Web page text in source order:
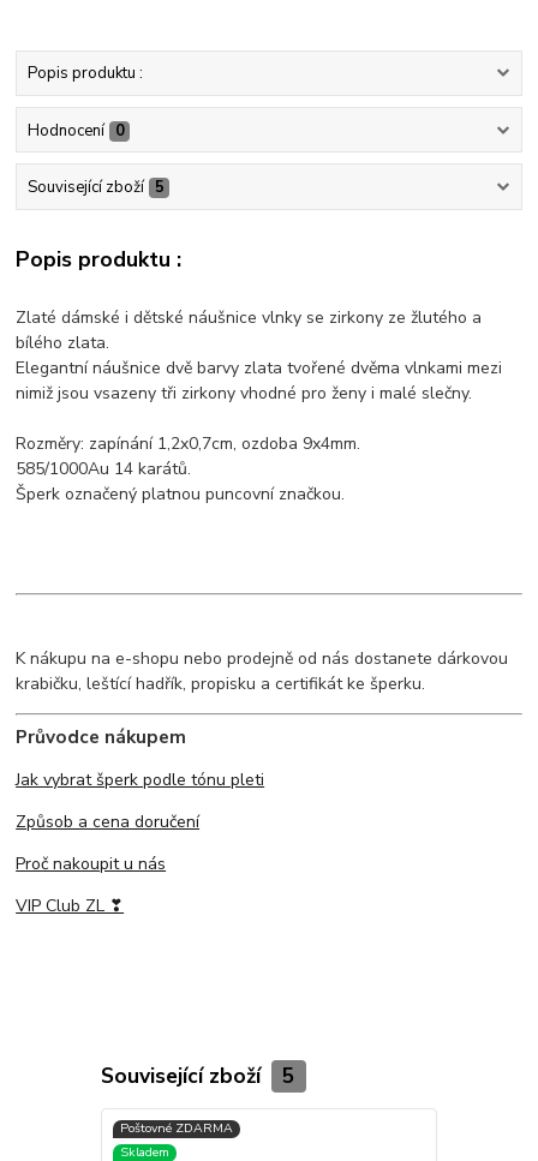
Popis produktu :
Hodnocení 0
Související zboží 5
Popis produktu :
Zlaté dámské i dětské náušnice vlnky se zirkony ze žlutého a
bílého zlata.
Elegantní náušnice dvě barvy zlata tvořené dvěma vlnkami mezi
nimiž jsou vsazeny tři zirkony vhodné pro ženy i malé slečny.
Rozměry: zapínání 1,2x0,7cm, ozdoba 9x4mm.
585/1000Au 14 karátů.
Šperk označený platnou puncovní značkou.
K nákupu na e-shopu nebo prodejně od nás dostanete dárkovou
krabičku, leštící hadřík, propisku a certifikát ke šperku.
Průvodce nákupem
Jak vybrat šperk podle tónu pleti
Způsob a cena doručení
Proč nakoupit u nás
VIP Club ZL ❣
Související zboží 5